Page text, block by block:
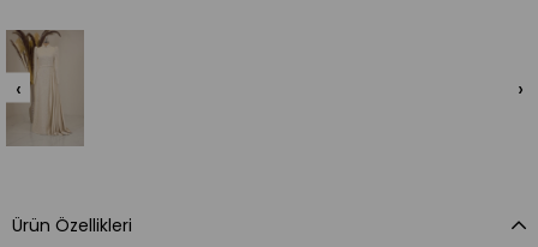
‹ ›
Ürün Özellikleri